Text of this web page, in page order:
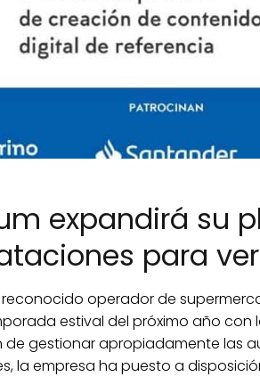
expandirá su
para
reconocido operador de
estival del próximo año
de gestionar apropiadamente las
la empresa ha puesto a